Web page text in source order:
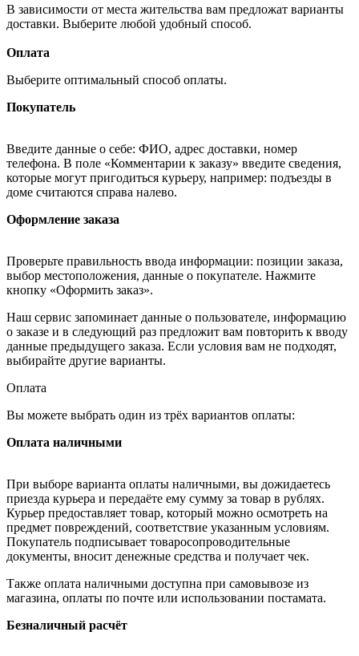
В зависимости от места жительства вам предложат варианты
доставки. Выберите любой удобный способ.
Оплата
Выберите оптимальный способ оплаты.
Покупатель
Введите данные о себе: ФИО, адрес доставки, номер
телефона. В поле «Комментарии к заказу» введите сведения,
которые могут пригодиться курьеру, например: подъезды в
доме считаются справа налево.
Оформление заказа
Проверьте правильность ввода информации: позиции заказа,
выбор местоположения, данные о покупателе. Нажмите
кнопку «Оформить заказ».
Наш сервис запоминает данные о пользователе, информацию
о заказе и в следующий раз предложит вам повторить к вводу
данные предыдущего заказа. Если условия вам не подходят,
выбирайте другие варианты.
Оплата
Вы можете выбрать один из трёх вариантов оплаты:
Оплата наличными
При выборе варианта оплаты наличными, вы дожидаетесь
приезда курьера и передаёте ему сумму за товар в рублях.
Курьер предоставляет товар, который можно осмотреть на
предмет повреждений, соответствие указанным условиям.
Покупатель подписывает товаросопроводительные
документы, вносит денежные средства и получает чек.
Также оплата наличными доступна при самовывозе из
магазина, оплаты по почте или использовании постамата.
Безналичный расчёт